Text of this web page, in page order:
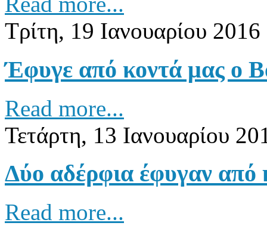
Τρίτη, 19 Ιανουαρίου
Έφυγε από κοντά μας ο
Read more...
Τετάρτη, 13 Ιανουαρίου
Δύο αδέρφια έφυγαν από
Read more...